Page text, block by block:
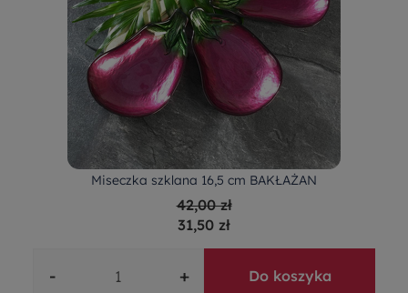
Miseczka szklana 16,5 cm BAKŁAŻAN
42,00 zł
31,50 zł
- + Do koszyka